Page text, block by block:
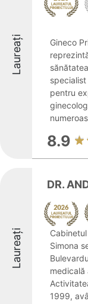
Laureați
Gineco
pentru
8.9
Laureați
DR.
Simona
medicală
1999,